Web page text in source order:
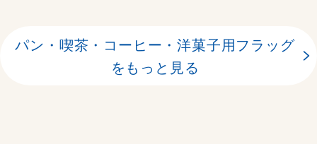
パン・喫茶・コーヒー・洋菓子用フラッグ
をもっと見る